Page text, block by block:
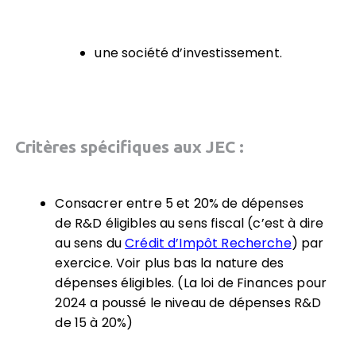
une société d’investissement.
Critères spécifiques aux JEC :
Consacrer entre 5 et 20% de dépenses
de R&D éligibles au sens fiscal (c’est à dire
au sens duCrédit d’Impôt Recherche) par
exercice. Voir plus bas la nature des
dépenses éligibles. (La loi de Finances pour
2024 a poussé le niveau de dépenses R&D
de 15 à 20%)